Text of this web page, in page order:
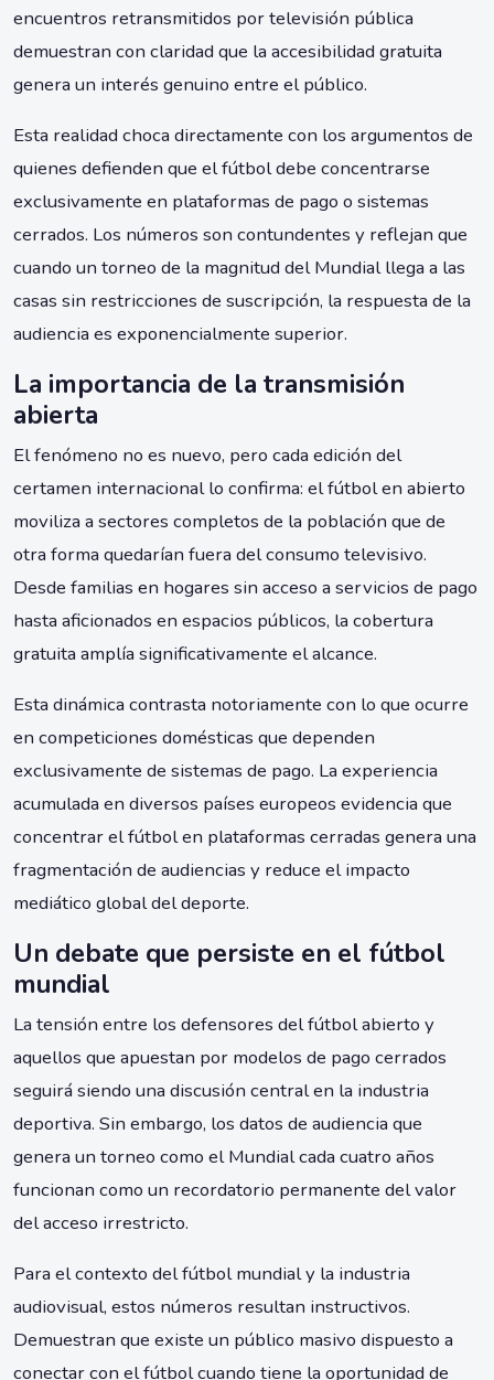
encuentros retransmitidos por televisión pública
demuestran con claridad que la accesibilidad gratuita
genera un interés genuino entre el público.
Esta realidad choca directamente con los argumentos de
quienes defienden que el fútbol debe concentrarse
exclusivamente en plataformas de pago o sistemas
cerrados. Los números son contundentes y reflejan que
cuando un torneo de la magnitud del Mundial llega a las
casas sin restricciones de suscripción, la respuesta de la
audiencia es exponencialmente superior.
La importancia de la transmisión
abierta
El fenómeno no es nuevo, pero cada edición del
certamen internacional lo confirma: el fútbol en abierto
moviliza a sectores completos de la población que de
otra forma quedarían fuera del consumo televisivo.
Desde familias en hogares sin acceso a servicios de pago
hasta aficionados en espacios públicos, la cobertura
gratuita amplía significativamente el alcance.
Esta dinámica contrasta notoriamente con lo que ocurre
en competiciones domésticas que dependen
exclusivamente de sistemas de pago. La experiencia
acumulada en diversos países europeos evidencia que
concentrar el fútbol en plataformas cerradas genera una
fragmentación de audiencias y reduce el impacto
mediático global del deporte.
Un debate que persiste en el fútbol
mundial
La tensión entre los defensores del fútbol abierto y
aquellos que apuestan por modelos de pago cerrados
seguirá siendo una discusión central en la industria
deportiva. Sin embargo, los datos de audiencia que
genera un torneo como el Mundial cada cuatro años
funcionan como un recordatorio permanente del valor
del acceso irrestricto.
Para el contexto del fútbol mundial y la industria
audiovisual, estos números resultan instructivos.
Demuestran que existe un público masivo dispuesto a
conectar con el fútbol cuando tiene la oportunidad de